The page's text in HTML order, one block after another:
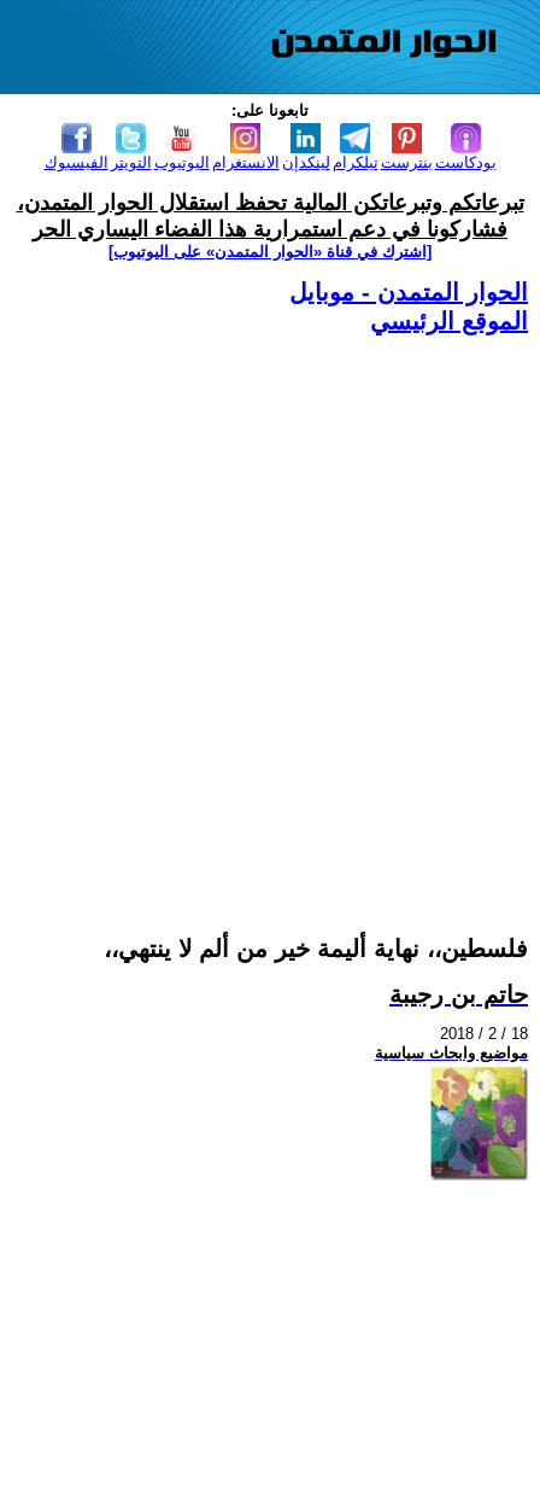
تابعونا على:
الفيسبوك التويتر اليوتيوب الانستغرام لينكدإن تيلكرامبنترست بودكاست
تبرعاتكم وتبرعاتكن المالية تحفظ استقلال الحوار المتمدن،
فشاركونا في دعم استمرارية هذا الفضاء اليساري الحر
[اشترك في قناة ‫«الحوار المتمدن» على اليوتيوب]
الحوار المتمدن - موبايل
الموقع الرئيسي
،،فلسطين،، نهاية أليمة خير من ألم لا ينتهي
حاتم بن رجيبة
2018 / 2 / 18
مواضيع وابحاث سياسية